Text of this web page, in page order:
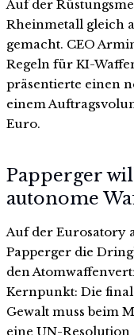
Auf der
Rheinmetall gleich
gemacht. CEO
Regeln für KI-
präsentierte einen
einem
Euro.
Papperger
autonome
Auf der Eurosatory
Papperger die
den
Kernpunkt: Die
Gewalt muss beim
eine UN-